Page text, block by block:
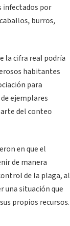
infectados por
burros,
la cifra real podría
habitantes
para
ejemplares
del conteo
en que el
de manera
de la plaga, al
una situación que
propios recursos.